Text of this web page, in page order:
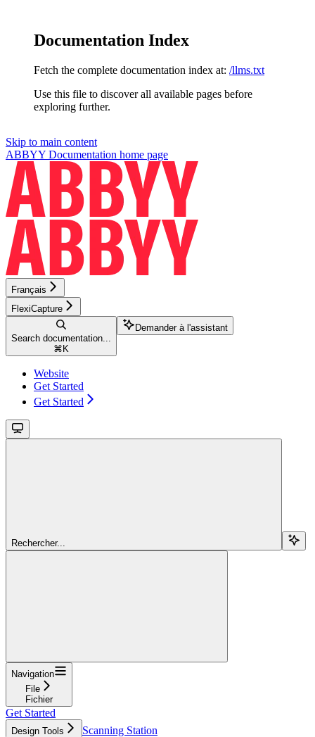
Documentation Index
Fetch the complete documentation index at: /llms.txt
Use this file to discover all available pages before
exploring further.
Skip to main content
ABBYY Documentation home page
Français
FlexiCapture
Search documentation...
⌘ K
Demander à l'assistant
Website
Get Started
Get Started
Rechercher...
Navigation
File
Fichier
Get Started
Design Tools
Scanning Station